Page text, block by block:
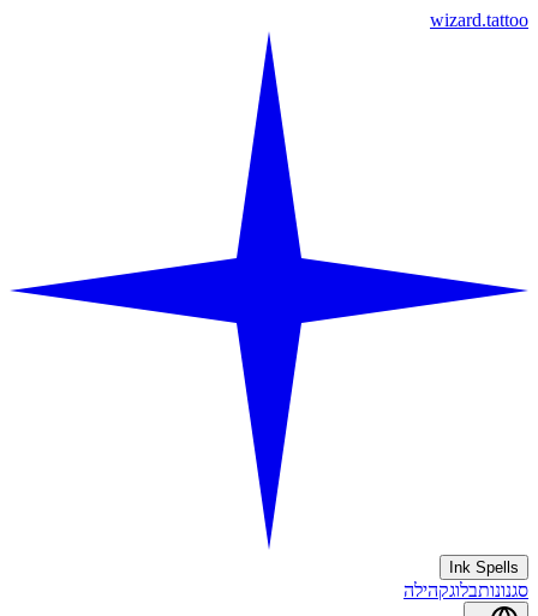
wizard.tattoo
Ink Spells
סגנונותבלוגקהילה